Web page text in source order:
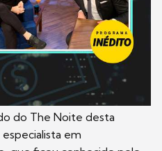
do The Noite desta
em